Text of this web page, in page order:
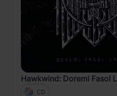
Hawkwind: Doremi Fasol
CD